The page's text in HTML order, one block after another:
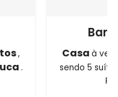
,
.
Casaà
sendo 5